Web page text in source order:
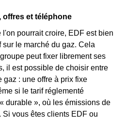
offres et téléphone
pourrait croire, EDF est bien
le marché du gaz. Cela
peut fixer librement ses
il est possible de choisir entre
gaz : une offre à prix fixe
si le tarif réglementé
durable », où les émissions de
vous êtes clients EDF ou